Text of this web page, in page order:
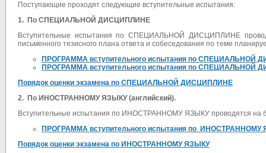
Поступающие проходят следующие вступительные испытания:
1. По СПЕЦИАЛЬНОЙ ДИСЦИПЛИНЕ
Вступительные испытания по СПЕЦИАЛЬНОЙ ДИСЦИПЛИНЕ
письменного тезисного плана ответа и собеседования по теме
ПРОГРАММА вступительного испытания по СПЕЦИАЛЬНОЙ
ПРОГРАММА вступительного испытания по СПЕЦИАЛЬНОЙ
Порядок оценки экзамена по СПЕЦИАЛЬНОЙ ДИСЦИПЛИНЕ
2. По ИНОСТРАННОМУ ЯЗЫКУ (английский).
Вступительные испытания по ИНОСТРАННОМУ ЯЗЫКУ проводятся на
ПРОГРАММА вступительного испытания по ИНОСТРАННОМУ
Порядок оценки экзамена по ИНОСТРАННОМУ ЯЗЫКУ